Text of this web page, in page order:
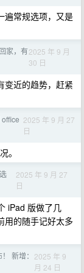
遍常规选项，又是
家，有2025 年 9 月
30 日
变近的趋势，赶紧
2025 年 9 月 27
日
。
2025 年 9 月 27
日
iPad 版做了几
用的随手记好太多
新增： 2025 年 9
月 24 日